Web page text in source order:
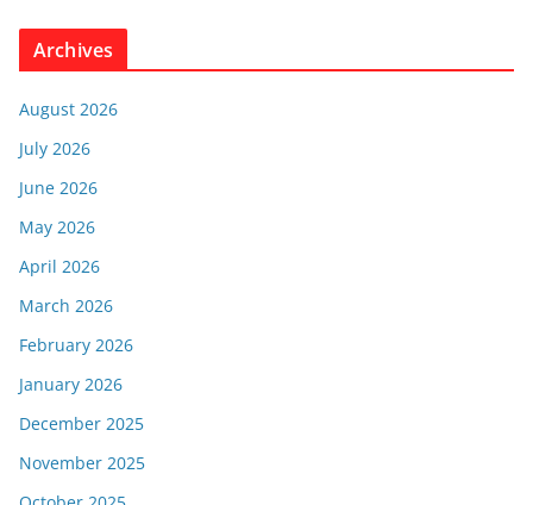
Archives
August 2026
July 2026
June 2026
May 2026
April 2026
March 2026
February 2026
January 2026
December 2025
November 2025